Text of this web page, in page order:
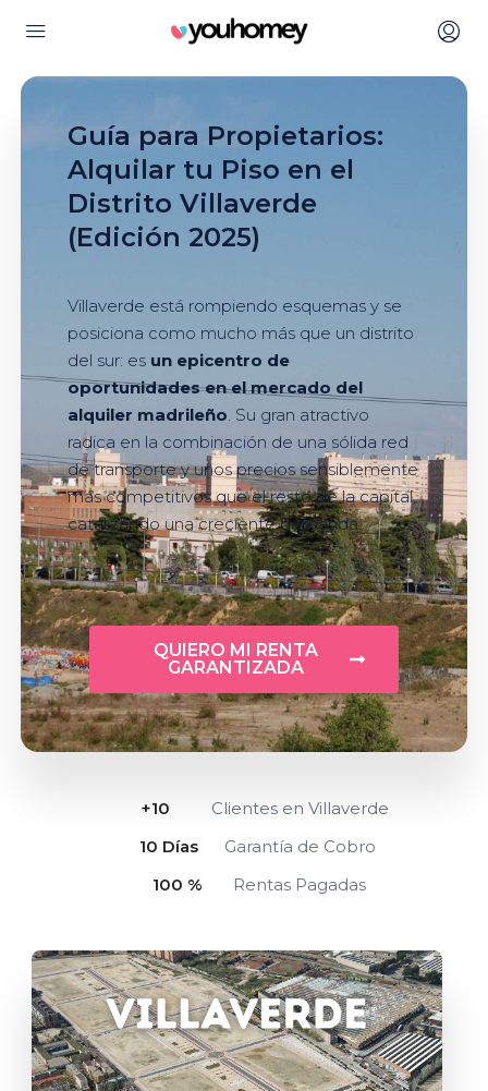
Guía para Propietarios:
Alquilar tu Piso en el
Distrito Villaverde
(Edición 2025)
Villaverde está rompiendo esquemas y se
posiciona como mucho más que un distrito
del sur: es un epicentro de
oportunidades en el mercado del
alquiler madrileño . Su gran atractivo
radica en la combinación de una sólida red
de transporte y unos precios sensiblemente
más competitivos que el resto de la capital,
catalizando una creciente demanda.
QUIERO MI RENTA
GARANTIZADA
+10
Clientes en Villaverde
10 Días
Garantía de Cobro
100 % Rentas Pagadas